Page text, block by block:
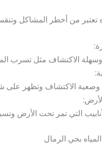
من أخطر المشاكل
الاكتشاف مثل تسرب
الاكتشاف وتظهر على
التي تمر تحت الأرض
بحي الرمال